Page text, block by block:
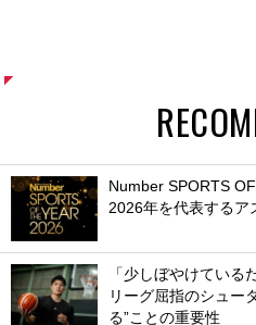
Number SPORTS
2026年を代表するア
「少しぼやけている
リーグ屈指のシュー
る”ことの重要性